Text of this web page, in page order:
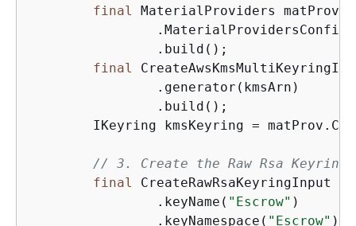
final
MaterialProviders
                .build();
final
                .generator(kmsArn)
                .build();
IKeyring kmsKeyring =
// 3. Create the Raw Rsa
final
CreateRawRsaKeyringInput
                .keyName(
"Escrow" )
                .keyNamespace(
"Escrow" )